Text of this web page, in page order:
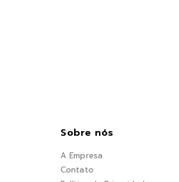
Sobre nós
A Empresa
Contato